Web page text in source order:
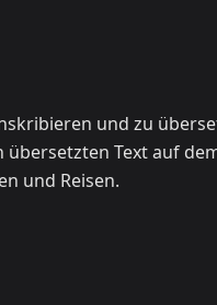
und zu
Text auf
und Reisen.